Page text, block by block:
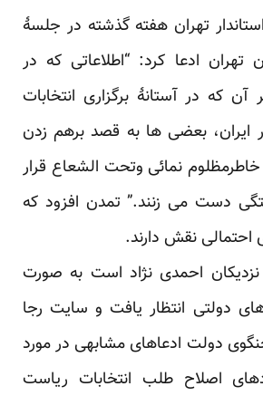
تهران هفته گذشته در ‏جلسۀ
تهران ادعا کرد: “اطلاعاتی که در
که در آستانۀ برگزاری ‏انتخابات
بعضی ها به قصد برهم زدن
نمائی وتحت ‏الشعاع قرار
دست می زنند.” تمدن افزود که
احتمالی نقش دارند.‏
احمدی نژاد است به صورت
دولتی انتظار یافت و سایت رجا
دولت ادعاهای مشابهی در مورد
اصلاح طلب انتخابات ریاست